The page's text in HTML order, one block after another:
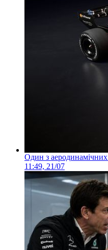
Один з аеродинамічних
11:49, 21/07